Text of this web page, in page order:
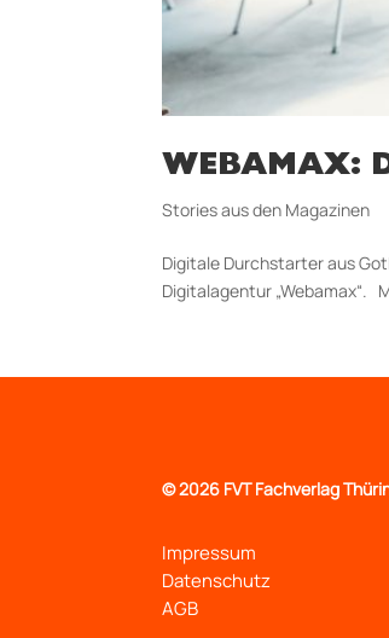
WEBAMAX:
Stories aus den Magazinen
Digitale Durchstarter aus
Digitalagentur „Webamax“.
©2026 FVT Fachverlag
Impressum
Datenschutz
AGB